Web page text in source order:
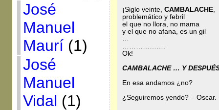
José
Manuel
Maurí(1)
José
Manuel
Vidal (1)
¡Siglo veinte, CAMBALACHE,
problemático y febril
el que no llora, no mama
y el que no afana, es un gil
…
……………….
Ok!
CAMBALACHE … Y
En esa andamos ¿no?
¿Seguiremos yendo? – Oscar.